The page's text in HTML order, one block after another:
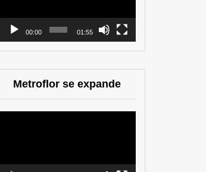
00:00 01:55
Metroflor se expande